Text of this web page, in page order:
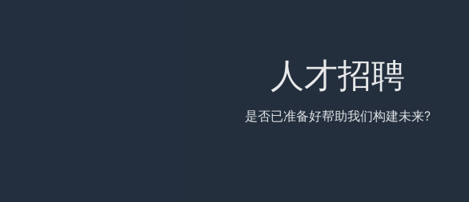
人才招聘
是否已准备好帮助我们构建未来?